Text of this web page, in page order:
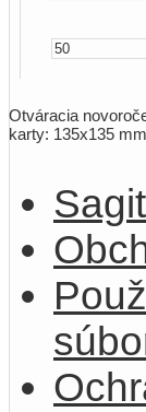
Otváracia
karty: 135x135